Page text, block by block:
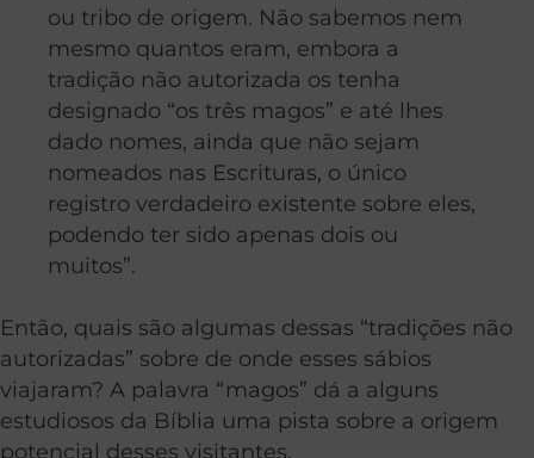
ou tribo de origem. Não sabemos nem
mesmo quantos eram, embora a
tradição não autorizada os tenha
designado “os três magos” e até lhes
dado nomes, ainda que não sejam
nomeados nas Escrituras, o único
registro verdadeiro existente sobre eles,
podendo ter sido apenas dois ou
muitos”.
Então, quais são algumas dessas “tradições não
autorizadas” sobre de onde esses sábios
viajaram? A palavra “magos” dá a alguns
estudiosos da Bíblia uma pista sobre a origem
potencial desses visitantes.